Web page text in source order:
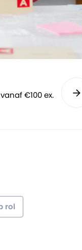
€100 ex.
rol